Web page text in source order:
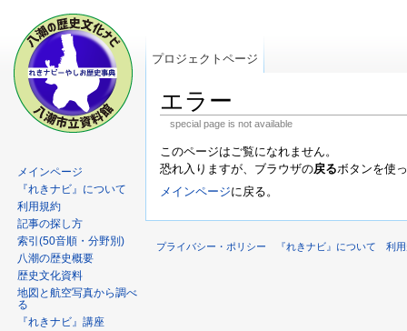
エラー
special page is not available
このページはご覧になれません。
恐れ入りますが、ブラウザの戻るボタンを使
メインページに戻る。
プロジェクトページ
メインページ
『れきナビ』について
利用規約
記事の探し方
索引(50音順・分野別)
八潮の歴史概要
歴史文化資料
地図と航空写真から調べ
る
『れきナビ』講座
プライバシー・ポリシー 『れきナビ』について 利